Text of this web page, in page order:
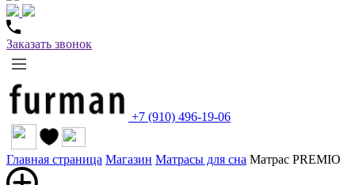
Заказать звонок
+7 (910) 496-19-06
Главная страница Магазин Матрасы для сна Матрас PREMIO